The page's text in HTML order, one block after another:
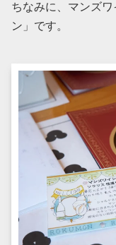
ちなみに、マンズ
ン」です。